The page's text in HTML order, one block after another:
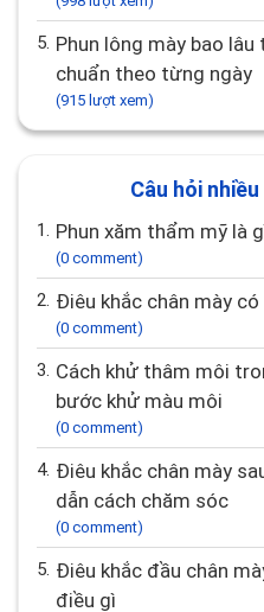
(1377 lượt xem)
Điêu khắc chân mày bao lâu thì dặm lại? Giữ
được mấy năm
chuẩn theo từng ngày
Câu hỏi
1. Phun xăm thẩm mỹ là
(0 comment)
Điêu khắc chân mày
(0 comment)
Cách khử thâm môi trong phun xăm? Gợi ý các
bước khử màu môi
(0 comment)
Điêu khắc chân mày sau bao lâu thì đẹp? Hướng